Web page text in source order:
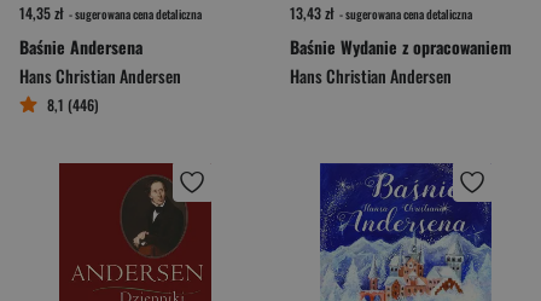
14,35 zł - sugerowana cena detaliczna
Baśnie Andersena
Hans Christian Andersen
8,1 (446)
13,43 zł - sugerowana cena detaliczna
Baśnie Wydanie z opracowaniem
Hans Christian Andersen